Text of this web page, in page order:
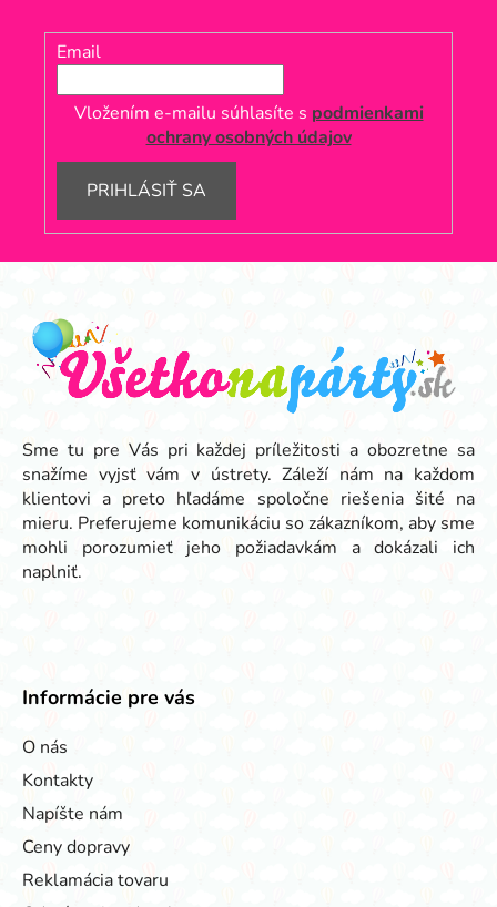
Email
Vložením e-mailu súhlasíte s podmienkami
ochrany osobných údajov
PRIHLÁSIŤ SA
Z
Sme tu pre Vás pri každej príležitosti a obozretne sa
snažíme vyjsť vám v ústrety. Záleží nám na každom
klientovi a preto hľadáme spoločne riešenia šité na
mieru. Preferujeme komunikáciu so zákazníkom, aby sme
mohli porozumieť jeho požiadavkám a dokázali ich
naplniť.
Informácie pre vás
O nás
Kontakty
Napíšte nám
Ceny dopravy
Reklamácia tovaru